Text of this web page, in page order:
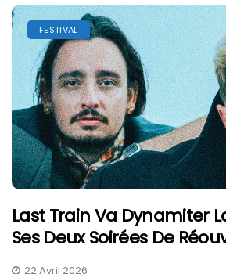
FESTIVAL
Last Train Va Dynamiter
Ses Deux Soirées De
22 Avril 2026